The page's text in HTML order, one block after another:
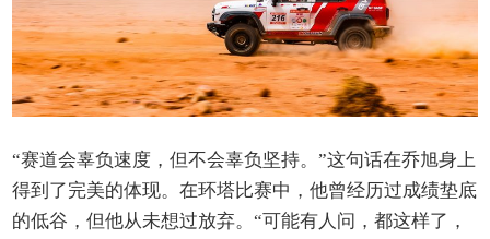
“赛道会辜负速度，但不会辜负坚持。”这句话在乔旭身上
得到了完美的体现。在环塔比赛中，他曾经历过成绩垫底
的低谷，但他从未想过放弃。“可能有人问，都这样了，